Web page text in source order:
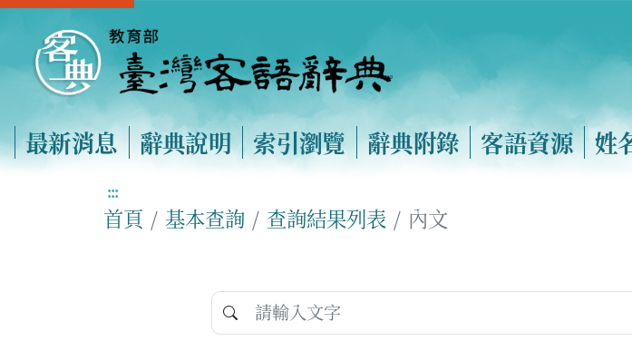
最新消息 辭典說明 索引瀏覽 辭典附錄 客語資源 姓
:::
首頁 基本查詢 查詢結果列表 內文